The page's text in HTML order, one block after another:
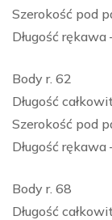
Szerokość pod
Długość rękawa
Body r. 62
Długość
Szerokość pod
Długość rękawa
Body r. 68
Długość